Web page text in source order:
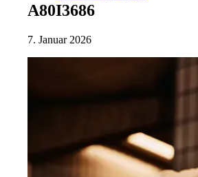
A80I3686
7. Januar 2026